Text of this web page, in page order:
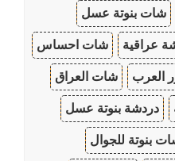
شات بنوتة عسل
عراقية شات احساس
العرب شات العراق
دردشة بنوتة عسل
بنوتة للجوال